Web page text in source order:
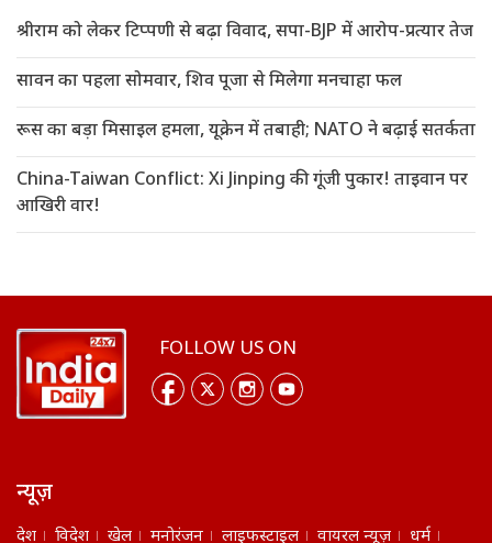
श्रीराम को लेकर टिप्पणी से बढ़ा विवाद, सपा-BJP में आरोप-प्रत्यार तेज
सावन का पहला सोमवार, शिव पूजा से मिलेगा मनचाहा फल
रूस का बड़ा मिसाइल हमला, यूक्रेन में तबाही; NATO ने बढ़ाई सतर्कता
China-Taiwan Conflict: Xi Jinping की गूंजी पुकार! ताइवान पर
आखिरी वार!
FOLLOW US ON
न्यूज़
देश विदेश खेल मनोरंजन लाइफस्टाइल वायरल न्यूज़ धर्म